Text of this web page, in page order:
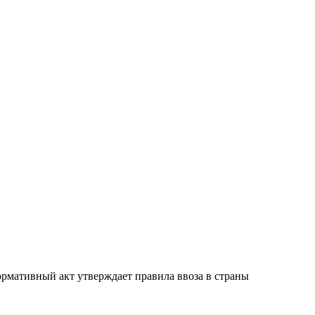
акт утверждает правила ввоза в страны